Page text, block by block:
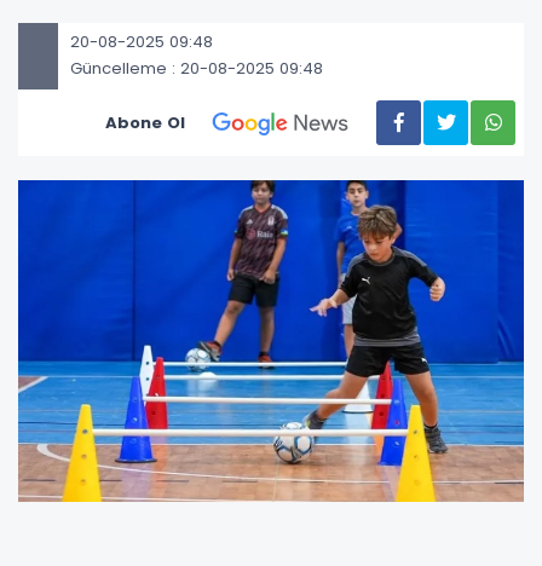
20-08-2025 09:48
Güncelleme : 20-08-2025 09:48
Abone Ol